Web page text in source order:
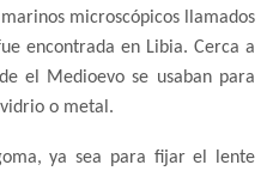
microscópicos llamados
encontrada en Libia. Cerca a
el Medioevo se usaban para
o metal.
ya sea para fijar el lente